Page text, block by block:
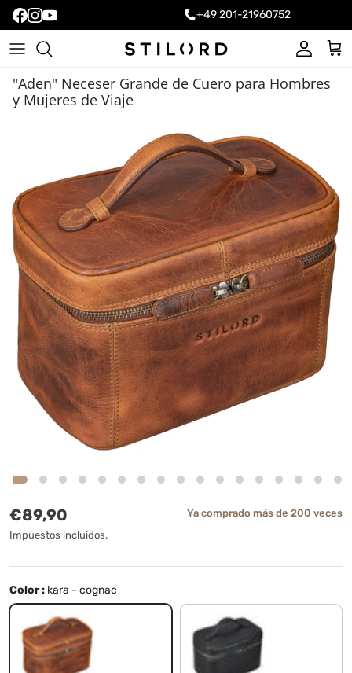
+49 201-21960752
Cuenta
"Aden" Neceser Grande de Cuero para Hombres
y Mujeres de Viaje
Precio normal
€89,90
Impuestos incluidos.
Ya comprado más de 200 veces
Color : kara - cognac
kara - cognac negro